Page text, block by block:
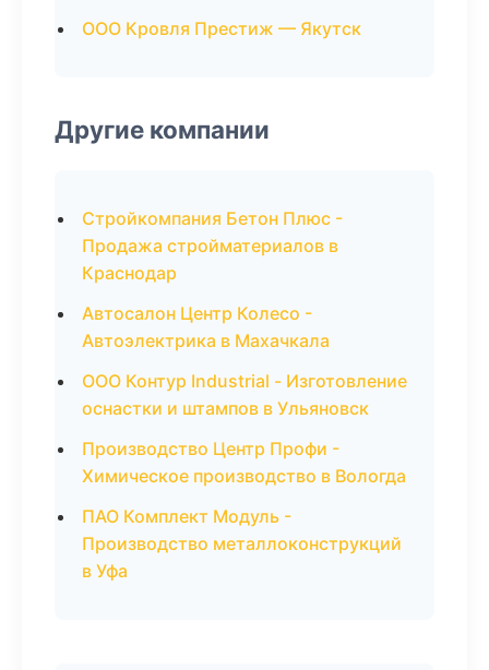
ООО Кровля Престиж — Якутск
Другие компании
Стройкомпания Бетон Плюс -
Продажа стройматериалов в
Краснодар
Автосалон Центр Колесо -
Автоэлектрика в Махачкала
ООО Контур Industrial - Изготовление
оснастки и штампов в Ульяновск
Производство Центр Профи -
Химическое производство в Вологда
ПАО Комплект Модуль -
Производство металлоконструкций
в Уфа